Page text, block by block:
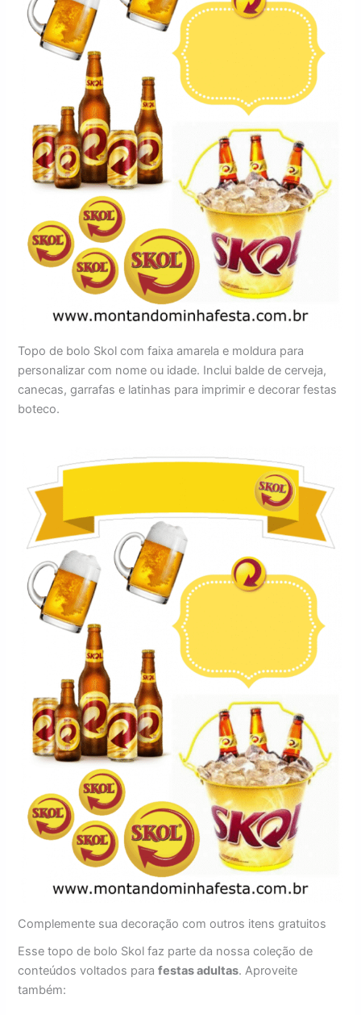
Topo de bolo Skol com faixa amarela e moldura para
personalizar com nome ou idade. Inclui balde de cerveja,
canecas, garrafas e latinhas para imprimir e decorar festas
boteco.
Complemente sua decoração com outros itens gratuitos
Esse topo de bolo Skol faz parte da nossa coleção de
conteúdos voltados parafestas adultas. Aproveite
também: